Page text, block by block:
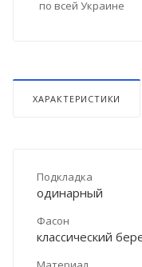
по всей Украине
ХАРАКТЕРИСТИКИ
Подкладка
одинарный
Фасон
классический